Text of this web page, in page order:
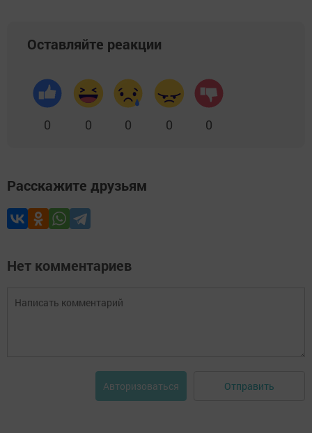
Оставляйте реакции
0 0 0 0 0
Расскажите друзьям
Нет комментариев
Авторизоваться Отправить